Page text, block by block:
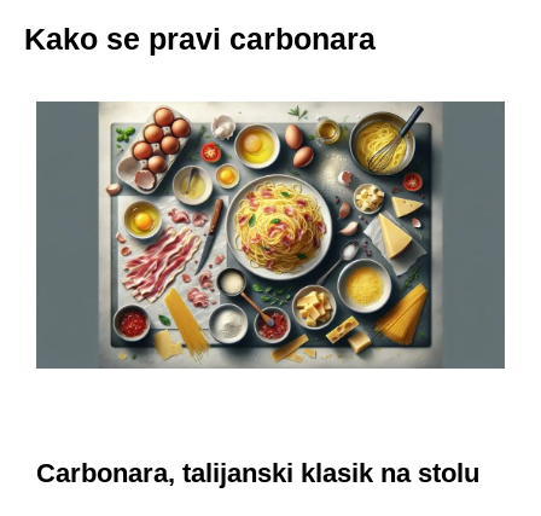
Kako se pravi carbonara
Carbonara, talijanski klasik na stolu